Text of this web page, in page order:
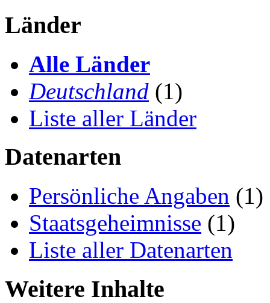
Länder
Alle Länder
Deutschland (1)
Liste aller Länder
Datenarten
Persönliche Angaben (1)
Staatsgeheimnisse (1)
Liste aller Datenarten
Weitere Inhalte